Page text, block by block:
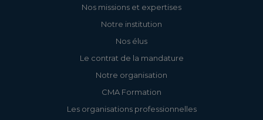
Nos missions et expertises
Notre institution
Nos élus
Le contrat de la mandature
Notre organisation
CMA Formation
Les organisations professionnelles